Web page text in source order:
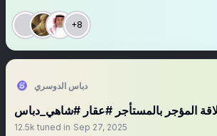
+8
دباس الدوسري
بالمستأجر #عقار #شاهي_دباس
12.5k tuned in Sep 27, 2025